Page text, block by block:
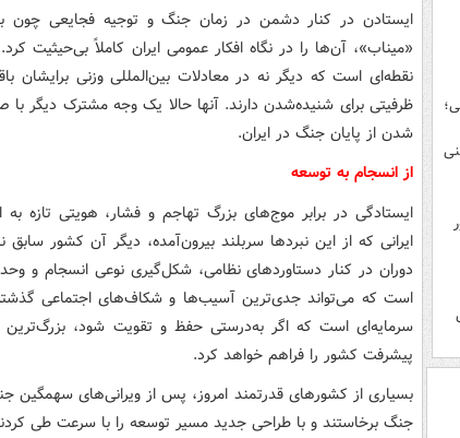
ایستادن در کنار دشمن در زمان جنگ و توجیه فجایعی چون
«میناب»، آن‌ها را در نگاه افکار عمومی ایران کاملاً بی‌حیثیت
نقطه‌ای است که دیگر نه در معادلات بین‌المللی وزنی برایشان
ظرفیتی برای شنیده‌شدن دارند. آنها حالا یک وجه مشترک دیگر با
شدن از پایان جنگ در ایران.
از انسجام به توسعه
ایستادگی در برابر موج‌های بزرگ تهاجم و فشار، هویتی تازه به
ایرانی که از این نبردها سربلند بیرون‌آمده، دیگر آن کشور
دوران در کنار دستاوردهای نظامی، شکل‌گیری نوعی انسجام و
است که می‌تواند جدی‌ترین آسیب‌ها و شکاف‌های اجتماعی
سرمایه‌ای است که اگر به‌درستی حفظ و تقویت شود،
پیشرفت کشور را فراهم خواهد کرد.
بسیاری از کشورهای قدرتمند امروز، پس از ویرانی‌های سهمگین
جنگ برخاستند و با طراحی جدید مسیر توسعه را با سرعت طی